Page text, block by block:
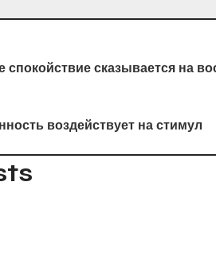
сказывается на
воздействует на стимул